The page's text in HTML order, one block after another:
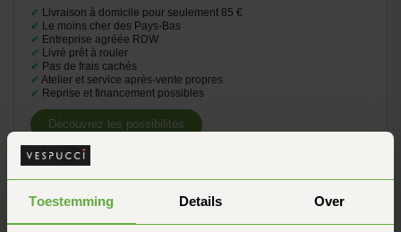
Toestemming Details Over
✔ Livraison à domicile pour seulement 85 €
✔ Le moins cher des Pays-Bas
✔ Entreprise agréée RDW
✔ Livré prêt à rouler
✔ Pas de frais cachés
✔ Atelier et service après-vente propres
✔ Reprise et financement possibles
Découvrez les possibilités